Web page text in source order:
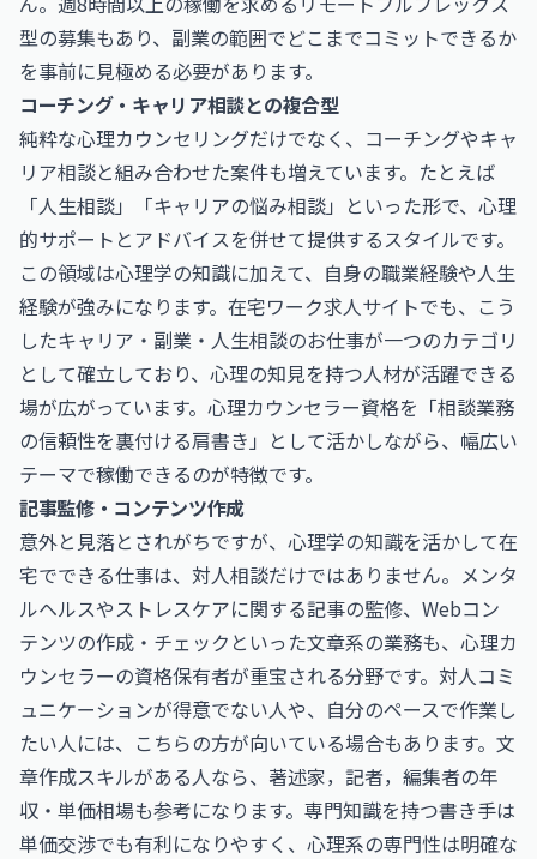
型の募集もあり、副業の範囲でどこまでコミットできるか
を事前に見極める必要があります。
コーチング・キャリア相談との複合型
純粋な心理カウンセリングだけでなく、コーチングやキャ
リア相談と組み合わせた案件も増えています。たとえば
「人生相談」「キャリアの悩み相談」といった形で、心理
的サポートとアドバイスを併せて提供するスタイルです。
この領域は心理学の知識に加えて、自身の職業経験や人生
経験が強みになります。在宅ワーク求人サイトでも、こう
したキャリア・副業・人生相談のお仕事が一つのカテゴリ
として確立しており、心理の知見を持つ人材が活躍できる
場が広がっています。心理カウンセラー資格を「相談業務
の信頼性を裏付ける肩書き」として活かしながら、幅広い
テーマで稼働できるのが特徴です。
記事監修・コンテンツ作成
意外と見落とされがちですが、心理学の知識を活かして在
宅でできる仕事は、対人相談だけではありません。メンタ
ルヘルスやストレスケアに関する記事の監修、Webコン
テンツの作成・チェックといった文章系の業務も、心理カ
ウンセラーの資格保有者が重宝される分野です。対人コミ
ュニケーションが得意でない人や、自分のペースで作業し
たい人には、こちらの方が向いている場合もあります。文
章作成スキルがある人なら、 著述家，記者，編集者の年
収・単価相場も参考になります。専門知識を持つ書き手は
単価交渉でも有利になりやすく、心理系の専門性は明確な